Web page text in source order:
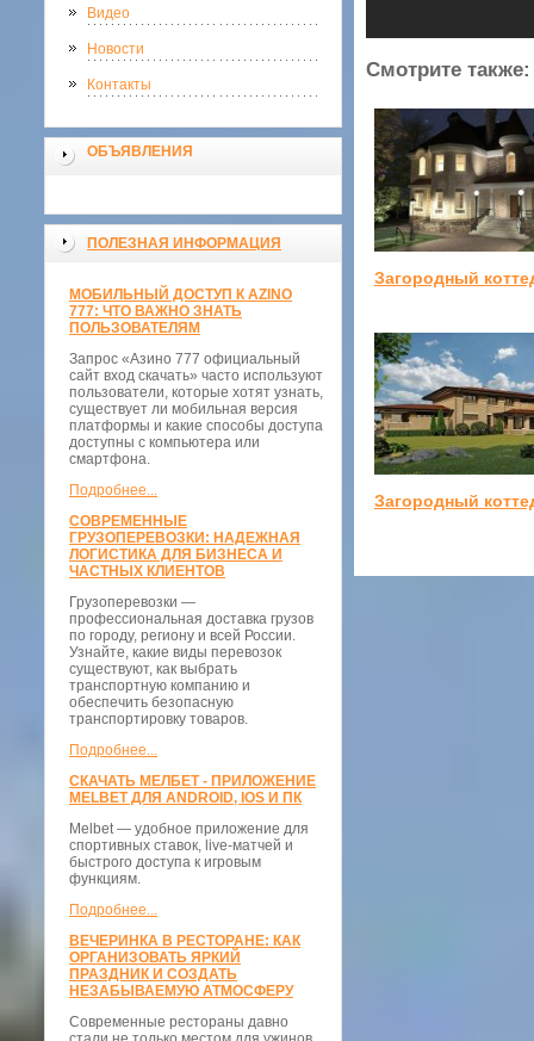
Видео
Новости
Контакты
ОБЪЯВЛЕНИЯ
ПОЛЕЗНАЯ ИНФОРМАЦИЯ
МОБИЛЬНЫЙ ДОСТУП К AZINO
777: ЧТО ВАЖНО ЗНАТЬ
ПОЛЬЗОВАТЕЛЯМ
Запрос «Азино 777 официальный
сайт вход скачать» часто используют
пользователи, которые хотят узнать,
существует ли мобильная версия
платформы и какие способы доступа
доступны с компьютера или
смартфона.
Подробнее...
СОВРЕМЕННЫЕ
ГРУЗОПЕРЕВОЗКИ: НАДЕЖНАЯ
ЛОГИСТИКА ДЛЯ БИЗНЕСА И
ЧАСТНЫХ КЛИЕНТОВ
Грузоперевозки —
профессиональная доставка грузов
по городу, региону и всей России.
Узнайте, какие виды перевозок
существуют, как выбрать
транспортную компанию и
обеспечить безопасную
транспортировку товаров.
Подробнее...
СКАЧАТЬ МЕЛБЕТ - ПРИЛОЖЕНИЕ
MELBET ДЛЯ ANDROID, IOS И ПК
Melbet — удобное приложение для
спортивных ставок, live-матчей и
быстрого доступа к игровым
функциям.
Подробнее...
ВЕЧЕРИНКА В РЕСТОРАНЕ: КАК
ОРГАНИЗОВАТЬ ЯРКИЙ
ПРАЗДНИК И СОЗДАТЬ
НЕЗАБЫВАЕМУЮ АТМОСФЕРУ
Современные рестораны давно
Смотрите также:
Загородный
Загородный